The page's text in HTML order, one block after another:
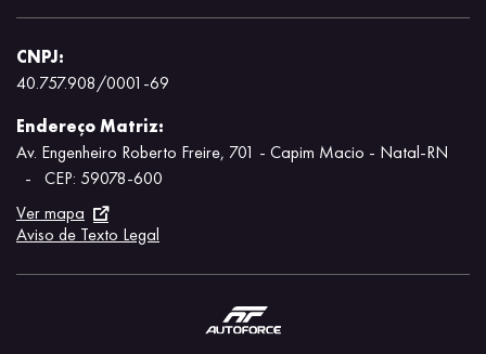
CNPJ:
40.757.908/0001-69
Endereço Matriz:
Av. Engenheiro Roberto Freire, 701 - Capim Macio - Natal-RN
-
CEP: 59078-600
Ver mapa
Aviso de Texto Legal